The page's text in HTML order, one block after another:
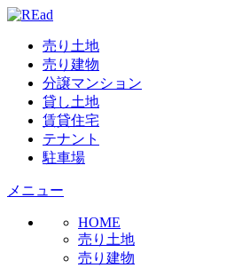
売り土地
売り建物
分譲マンション
貸し土地
賃貸住宅
テナント
駐車場
メニュー
HOME
売り土地
売り建物